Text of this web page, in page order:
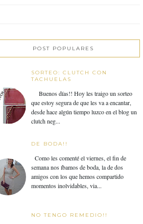
POST POPULARES
SORTEO: CLUTCH CON
TACHUELAS
Buenos días!! Hoy les traigo un sorteo
que estoy segura de que les va a encantar,
desde hace algún tiempo luzco en el blog un
clutch neg...
DE BODA!!
Como les comenté el viernes, el fin de
semana nos íbamos de boda, la de dos
amigos con los que hemos compartido
momentos inolvidables, via...
NO TENGO REMEDIO!!